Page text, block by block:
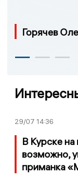
Горячев
29/07 14:36
В Курске
возможно,
приманка